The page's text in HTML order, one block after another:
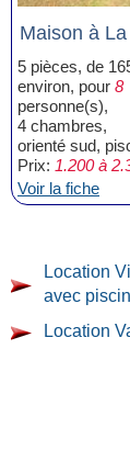
Maison à
5 pièces, de
environ, pour 8
personne(s),
4 chambres,
orienté sud,
Prix: 1.200 à
Voir la fiche
Location
avec
Location